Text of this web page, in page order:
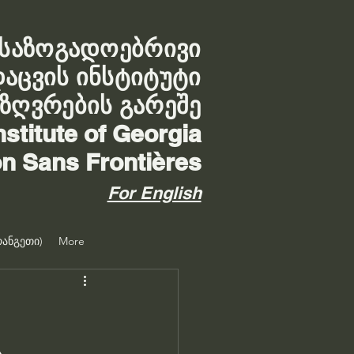
ინსტიტუტი
გარეშე
of Georgia
Sans Frontières
For English
More